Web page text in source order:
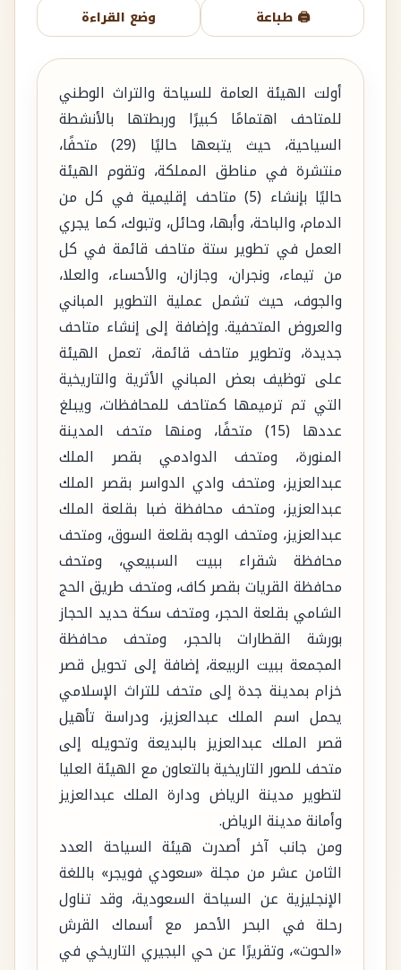
🖨️ طباعة
وضع القراءة
أولت الهيئة العامة للسياحة والتراث الوطني
للمتاحف اهتمامًا كبيرًا وربطتها بالأنشطة
السياحية، حيث يتبعها حاليًا (29) متحفًا،
منتشرة في مناطق المملكة، وتقوم الهيئة
حاليًا بإنشاء (5) متاحف إقليمية في كل من
الدمام، والباحة، وأبها، وحائل، وتبوك، كما يجري
العمل في تطوير ستة متاحف قائمة في كل
من تيماء، ونجران، وجازان، والأحساء، والعلا،
والجوف، حيث تشمل عملية التطوير المباني
والعروض المتحفية. وإضافة إلى إنشاء متاحف
جديدة، وتطوير متاحف قائمة، تعمل الهيئة
على توظيف بعض المباني الأثرية والتاريخية
التي تم ترميمها كمتاحف للمحافظات، ويبلغ
عددها (15) متحفًا، ومنها متحف المدينة
المنورة، ومتحف الدوادمي بقصر الملك
عبدالعزيز، ومتحف وادي الدواسر بقصر الملك
عبدالعزيز، ومتحف محافظة ضبا بقلعة الملك
عبدالعزيز، ومتحف الوجه بقلعة السوق، ومتحف
محافظة شقراء ببيت السبيعي، ومتحف
محافظة القريات بقصر كاف، ومتحف طريق الحج
الشامي بقلعة الحجر، ومتحف سكة حديد الحجاز
بورشة القطارات بالحجر، ومتحف محافظة
المجمعة ببيت الربيعة، إضافة إلى تحويل قصر
خزام بمدينة جدة إلى متحف للتراث الإسلامي
يحمل اسم الملك عبدالعزيز، ودراسة تأهيل
قصر الملك عبدالعزيز بالبديعة وتحويله إلى
متحف للصور التاريخية بالتعاون مع الهيئة العليا
لتطوير مدينة الرياض ودارة الملك عبدالعزيز
وأمانة مدينة الرياض.
ومن جانب آخر أصدرت هيئة السياحة العدد
الثامن عشر من مجلة «سعودي فويجر» باللغة
الإنجليزية عن السياحة السعودية، وقد تناول
رحلة في البحر الأحمر مع أسماك القرش
«الحوت»، وتقريرًا عن حي البجيري التاريخي في